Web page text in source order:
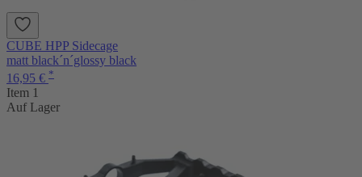
CUBE HPP Sidecage
matt black´n´glossy black
16,95 € *
Item 1
Auf Lager